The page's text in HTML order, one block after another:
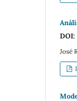
DOI:
José